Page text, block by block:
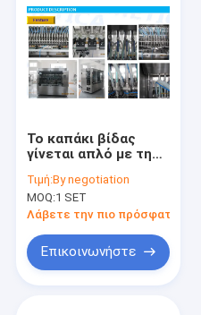
Προϊόντα
Εμφάνιση VR
Περίπου εμείς
Μας ελάτε σε επαφή με
Ζητήστε ένα απόσπασμα
Το καπάκι βίδας
γίνεται απλό με τη
μπουκαλιών από
ανοξείδωτο χάλυβα
Τιμή:By negotiation
MOQ:1 SET
Λάβετε την πιο πρόσφατη τιμή
Επικοινωνήστε